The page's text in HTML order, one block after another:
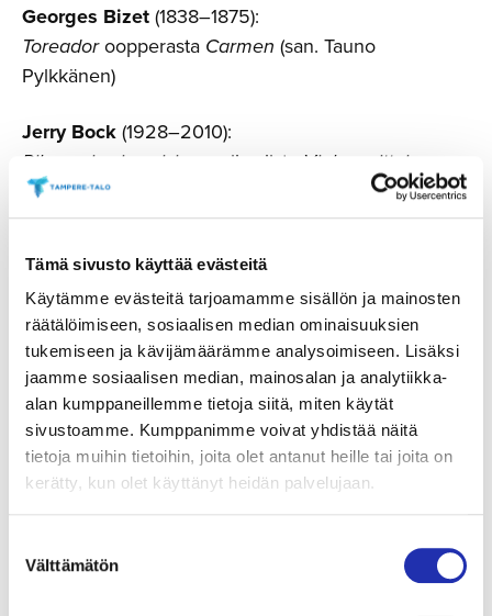
Tämä sivusto käyttää evästeitä
Käytämme evästeitä tarjoamamme sisällön ja mainosten
räätälöimiseen, sosiaalisen median ominaisuuksien
tukemiseen ja kävijämäärämme analysoimiseen. Lisäksi
jaamme sosiaalisen median, mainosalan ja analytiikka-
alan kumppaneillemme tietoja siitä, miten käytät
sivustoamme. Kumppanimme voivat yhdistää näitä
tietoja muihin tietoihin, joita olet antanut heille tai joita on
kerätty, kun olet käyttänyt heidän palvelujaan.
valinta
Välttämätön
Georges Bizet(1838–1875):
Toreadoroopperasta Carmen (san. Tauno
Pylkkänen)
Jerry Bock(1928–2010):
Rikas mies jos oisin
musikaalista Viulunsoittaja
katolla(san. Esko Estelä)
Itkevä huilu(san. Larin-Kyösti)
Sammy Fain(1902–1989):
Niin paljon kuuluu rakkauteen(san. Saukki)
Giuseppe Verdi(1813–1901):
La donna è mobileoopperastaLa Traviata(san.
tuntematon)
Kun aika on